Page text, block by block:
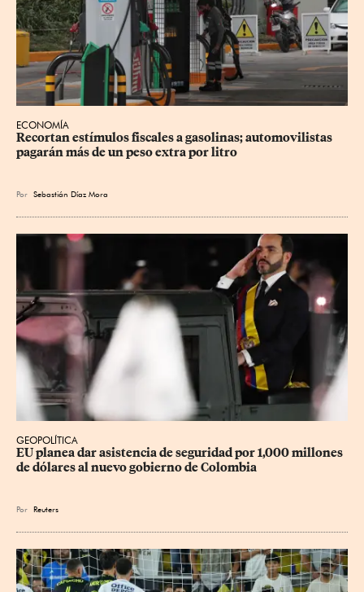
ECONOMÍA
Recortan estímulos fiscales a gasolinas; automovilistas
pagarán más de un peso extra por litro
Por Sebastián Díaz Mora
GEOPOLÍTICA
EU planea dar asistencia de seguridad por 1,000 millones
de dólares al nuevo gobierno de Colombia
Por Reuters